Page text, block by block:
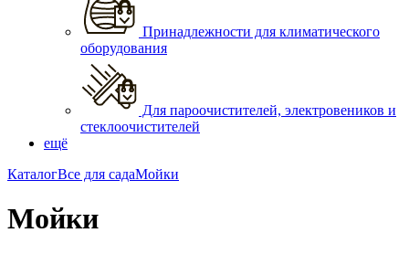
Принадлежности для климатического
оборудования
Для пароочистителей, электровеников и
стеклоочистителей
ещё
КаталогВсе для садаМойки
Мойки